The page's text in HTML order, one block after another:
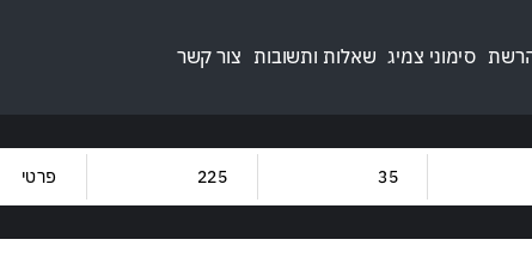
הרשת סימוני צמיג שאלות ותשובות צור קשר